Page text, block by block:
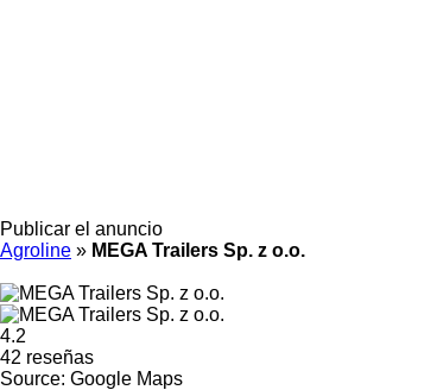
Publicar el anuncio
Agroline » MEGA Trailers Sp. z o.o.
4.2
42 reseñas
Source: Google Maps